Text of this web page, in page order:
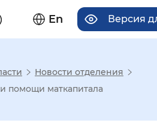
En Версия
Новости отделения
помощи маткапитала